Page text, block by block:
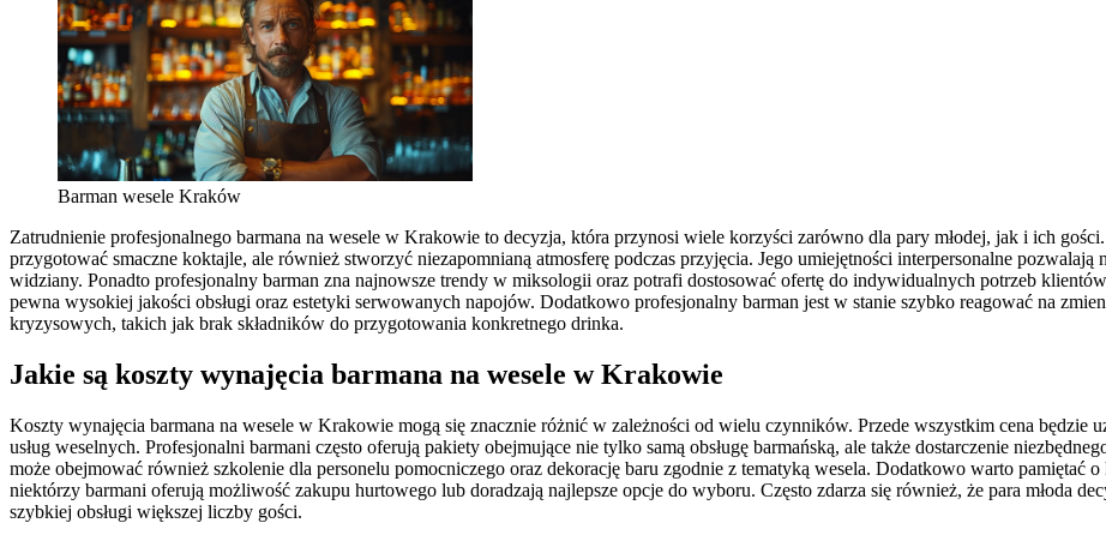
Barman wesele Kraków
Zatrudnienie profesjonalnego barmana na wesele w Krakowie to decyzja, która przynosi wiele korzyści zarówno dla pary młodej, jak i ich
przygotować smaczne koktajle, ale również stworzyć niezapomnianą atmosferę podczas przyjęcia. Jego umiejętności interpersonalne
widziany. Ponadto profesjonalny barman zna najnowsze trendy w miksologii oraz potrafi dostosować ofertę do indywidualnych potrzeb
pewna wysokiej jakości obsługi oraz estetyki serwowanych napojów. Dodatkowo profesjonalny barman jest w stanie szybko reagować na
kryzysowych, takich jak brak składników do przygotowania konkretnego drinka.
Jakie są koszty wynajęcia barmana na wesele w Krakowie
Koszty wynajęcia barmana na wesele w Krakowie mogą się znacznie różnić w zależności od wielu czynników. Przede wszystkim cena będzie
usług weselnych. Profesjonalni barmani często oferują pakiety obejmujące nie tylko samą obsługę barmańską, ale także dostarczenie
może obejmować również szkolenie dla personelu pomocniczego oraz dekorację baru zgodnie z tematyką wesela. Dodatkowo warto pamiętać
niektórzy barmani oferują możliwość zakupu hurtowego lub doradzają najlepsze opcje do wyboru. Często zdarza się również, że para młoda
szybkiej obsługi większej liczby gości.